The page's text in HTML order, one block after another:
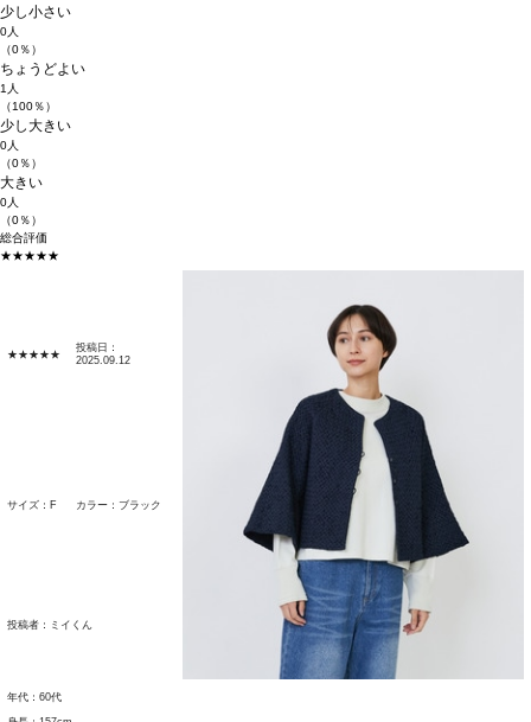
少し小さい
0人
（0％）
ちょうどよい
1人
（100％）
少し大きい
0人
（0％）
大きい
0人
（0％）
総合評価
★★★★★
★★★★★
投稿日：
2025.09.12
サイズ：F カラー：ブラック
投稿者： ミイくん
年代：60代